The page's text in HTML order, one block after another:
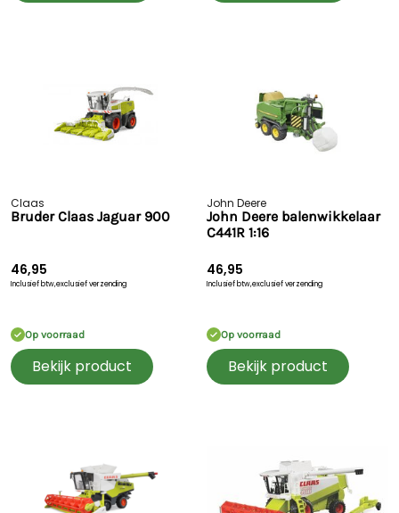
Claas
Bruder Claas Jaguar 900
46,95
Inclusief btw,exclusief verzending
Op voorraad
Bekijk product
John Deere
John Deere balenwikkelaar
C441R 1:16
46,95
Inclusief btw,exclusief verzending
Op voorraad
Bekijk product